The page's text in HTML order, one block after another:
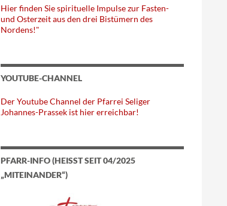
Hier finden Sie spirituelle Impulse zur Fasten-
und Osterzeit aus den drei Bistümern des
Nordens!"
YOUTUBE-CHANNEL
Der Youtube Channel der Pfarrei Seliger
Johannes-Prassek ist hier erreichbar!
PFARR-INFO (HEISST SEIT 04/2025 „
MITEINANDER“)